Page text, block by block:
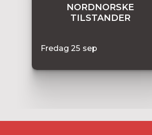
NORDNORSKE
TILSTANDER
Fredag 25 sep